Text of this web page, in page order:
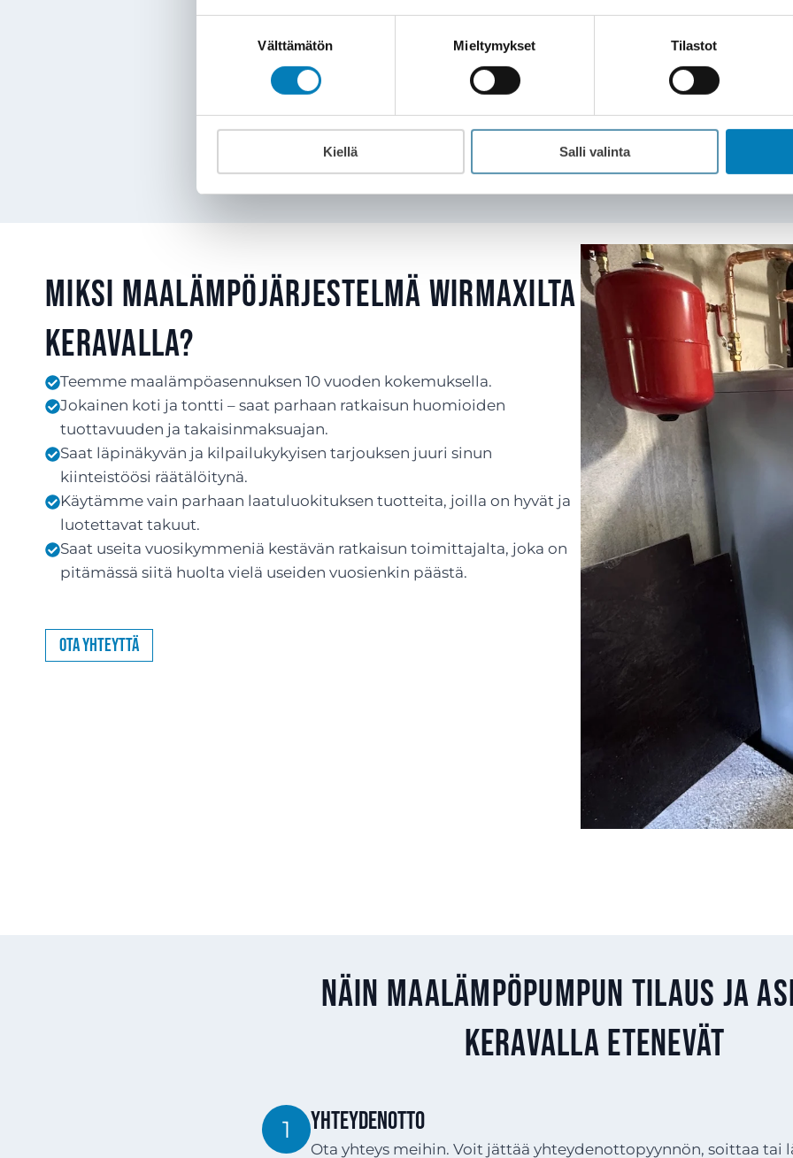
Välttämätön Mieltymykset Tilastot
Kiellä Salli valinta
elinkaarensa päässä. Uusi järjestelmä parantaa hyötysuhdetta ja
Jos maalämpökaivon poraaminen ei ole mahdollista, asiantuntijamme
ilma-vesilämpöpumpun
Ota yhteyttä
Miksi maalämpöjärjestelmä Wirmaxilta
Keravalla?
Teemme maalämpöasennuksen 10 vuoden kokemuksella.
Jokainen koti ja tontti – saat parhaan ratkaisun huomioiden
tuottavuuden ja takaisinmaksuajan.
Saat läpinäkyvän ja kilpailukykyisen tarjouksen juuri sinun
kiinteistöösi räätälöitynä.
Käytämme vain parhaan laatuluokituksen tuotteita, joilla on hyvät ja
luotettavat takuut.
Saat useita vuosikymmeniä kestävän ratkaisun toimittajalta, joka on
pitämässä siitä huolta vielä useiden vuosienkin päästä.
Ota yhteyttä
Näin maalämpöpumpun tilaus ja
Keravalla etenevät
1 YHTEYDENOTTO
Ota yhteys meihin. Voit jättää yhteydenottopyynnön, soittaa tai